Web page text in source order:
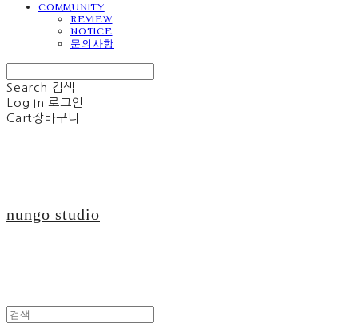
COMMUNITY
REVIEW
NOTICE
문의사항
Search 검색
Log In 로그인
Cart장바구니
nungo studio